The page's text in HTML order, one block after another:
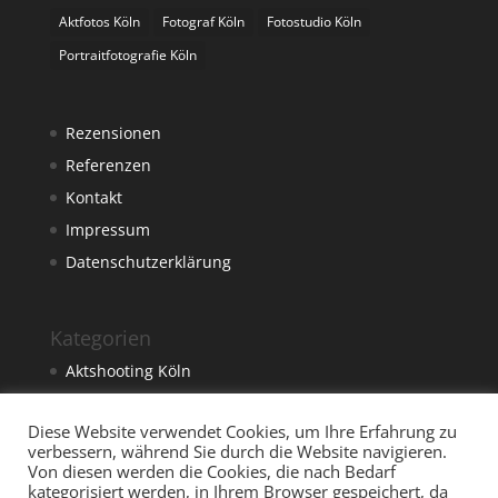
Aktfotos Köln Fotograf Köln
Fotostudio Köln
Portraitfotografie Köln
Rezensionen
Referenzen
Kontakt
Impressum
Datenschutzerklärung
Kategorien
Aktshooting Köln
Fotograf Köln
Fotostudio Köln
Diese Website verwendet Cookies, um Ihre Erfahrung zu
verbessern, während Sie durch die Website navigieren.
Von diesen werden die Cookies, die nach Bedarf
kategorisiert werden, in Ihrem Browser gespeichert, da